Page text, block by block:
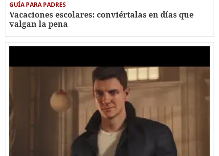
GUÍA PARA PADRES
Vacaciones escolares: conviértalas en días que
valgan la pena